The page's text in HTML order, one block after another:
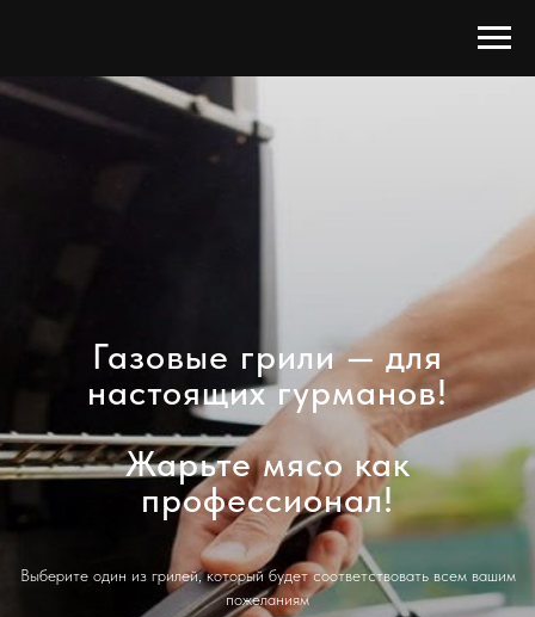
Газовые грили — для
настоящих гурманов!
Жарьте мясо как
профессионал!
Выберите один из грилей, который будет соответствовать всем вашим
пожеланиям